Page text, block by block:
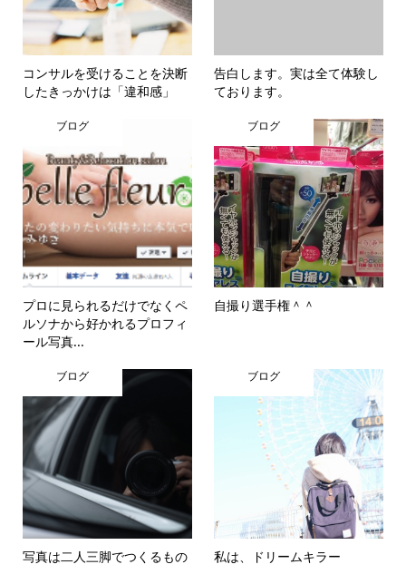
コンサルを受けることを決断
したきっかけは「違和感」
告白します。実は全て体験し
ております。
ブログ
プロに見られるだけでなくペ
ルソナから好かれるプロフィ
ール写真...
ブログ
自撮り選手権＾＾
ブログ
写真は二人三脚でつくるもの
ブログ
私は、ドリームキラー